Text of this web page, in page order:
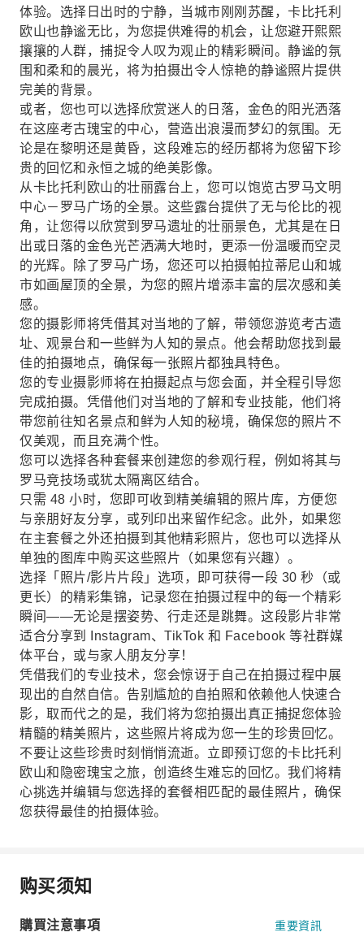
体验。选择日出时的宁静，当城市刚刚苏醒，卡比托利
欧山也静谧无比，为您提供难得的机会，让您避开熙熙
攘攘的人群，捕捉令人叹为观止的精彩瞬间。静谧的氛
围和柔和的晨光，将为拍摄出令人惊艳的静谧照片提供
完美的背景。
或者，您也可以选择欣赏迷人的日落，金色的阳光洒落
在这座考古瑰宝的中心，营造出浪漫而梦幻的氛围。无
论是在黎明还是黄昏，这段难忘的经历都将为您留下珍
贵的回忆和永恒之城的绝美影像。
从卡比托利欧山的壮丽露台上，您可以饱览古罗马文明
中心－罗马广场的全景。这些露台提供了无与伦比的视
角，让您得以欣赏到罗马遗址的壮丽景色，尤其是在日
出或日落的金色光芒洒满大地时，更添一份温暖而空灵
的光辉。除了罗马广场，您还可以拍摄帕拉蒂尼山和城
市如画屋顶的全景，为您的照片增添丰富的层次感和美
感。
您的摄影师将凭借其对当地的了解，带领您游览考古遗
址、观景台和一些鲜为人知的景点。他会帮助您找到最
佳的拍摄地点，确保每一张照片都独具特色。
您的专业摄影师将在拍摄起点与您会面，并全程引导您
完成拍摄。凭借他们对当地的了解和专业技能，他们将
带您前往知名景点和鲜为人知的秘境，确保您的照片不
仅美观，而且充满个性。
您可以选择各种套餐来创建您的参观行程，例如将其与
罗马竞技场或犹太隔离区结合。
只需 48 小时，您即可收到精美编辑的照片库，方便您
与亲朋好友分享，或列印出来留作纪念。此外，如果您
在主套餐之外还拍摄到其他精彩照片，您也可以选择从
单独的图库中购买这些照片（如果您有兴趣）。
选择「照片/影片片段」选项，即可获得一段 30 秒（或
更长）的精彩集锦，记录您在拍摄过程中的每一个精彩
瞬间——无论是摆姿势、行走还是跳舞。这段影片非常
适合分享到 Instagram、TikTok 和 Facebook 等社群媒
体平台，或与家人朋友分享！
凭借我们的专业技术，您会惊讶于自己在拍摄过程中展
现出的自然自信。告别尴尬的自拍照和依赖他人快速合
影，取而代之的是，我们将为您拍摄出真正捕捉您体验
精髓的精美照片，这些照片将成为您一生的珍贵回忆。
不要让这些珍贵时刻悄悄流逝。立即预订您的卡比托利
欧山和隐密瑰宝之旅，创造终生难忘的回忆。我们将精
心挑选并编辑与您选择的套餐相匹配的最佳照片，确保
您获得最佳的拍摄体验。
购买须知
購買注意事項 重要資訊